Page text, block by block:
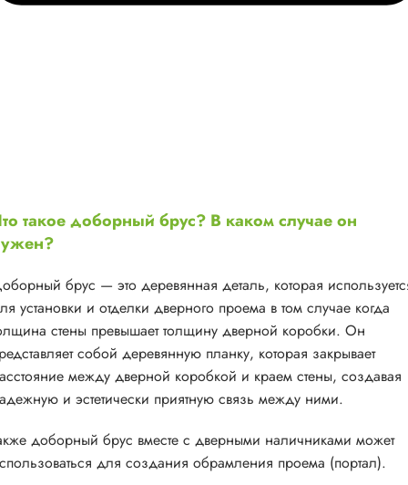
такое доборный брус? В каком случае он
брус — это деревянная деталь, которая
установки и отделки дверного проема в том случае когда
стены превышает толщину дверной коробки. Он
собой деревянную планку, которая закрывает
между дверной коробкой и краем стены, создавая
и эстетически приятную связь между ними.
доборный брус вместе с дверными наличниками может
для создания обрамления проема (портал).